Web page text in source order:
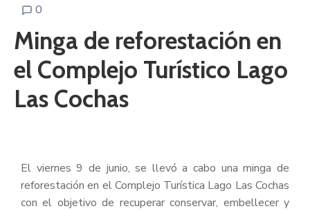
0
Minga de reforestación en
el Complejo Turístico Lago
Las Cochas
El viernes 9 de junio, se llevó a cabo una minga de
reforestación en el Complejo Turística Lago Las Cochas
con el objetivo de recuperar conservar, embellecer y